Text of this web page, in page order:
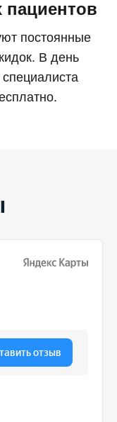
постоянные
В день